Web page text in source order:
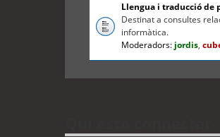
Llengua i traducció de
Destinat a consultes
informàtica.
Moderadors: jordis,